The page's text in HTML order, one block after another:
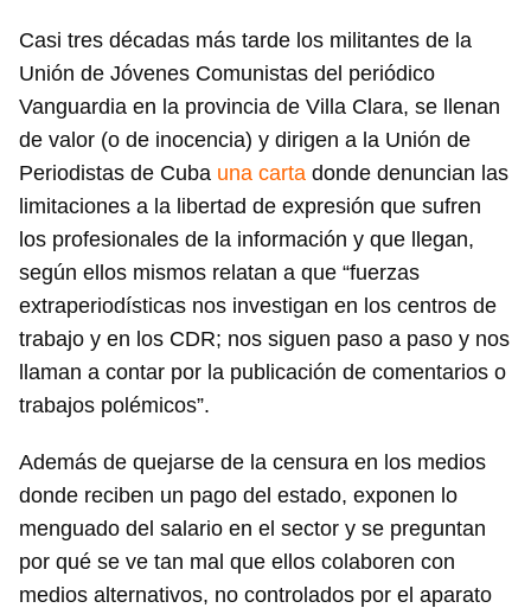
Casi tres décadas más tarde los militantes de la
Unión de Jóvenes Comunistas del periódico
Vanguardia en la provincia de Villa Clara, se llenan
de valor (o de inocencia) y dirigen a la Unión de
Periodistas de Cuba una carta donde denuncian las
limitaciones a la libertad de expresión que sufren
los profesionales de la información y que llegan,
según ellos mismos relatan a que “fuerzas
extraperiodísticas nos investigan en los centros de
trabajo y en los CDR; nos siguen paso a paso y nos
llaman a contar por la publicación de comentarios o
trabajos polémicos”.
Además de quejarse de la censura en los medios
donde reciben un pago del estado, exponen lo
menguado del salario en el sector y se preguntan
por qué se ve tan mal que ellos colaboren con
medios alternativos, no controlados por el aparato